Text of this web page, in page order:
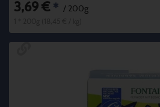
3,69 € * / 200g